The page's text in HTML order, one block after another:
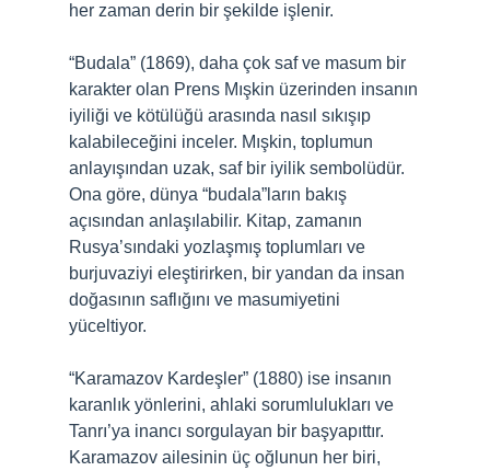
her zaman derin bir şekilde işlenir.
“Budala” (1869), daha çok saf ve masum bir
karakter olan Prens Mışkin üzerinden insanın
iyiliği ve kötülüğü arasında nasıl sıkışıp
kalabileceğini inceler. Mışkin, toplumun
anlayışından uzak, saf bir iyilik sembolüdür.
Ona göre, dünya “budala”ların bakış
açısından anlaşılabilir. Kitap, zamanın
Rusya’sındaki yozlaşmış toplumları ve
burjuvaziyi eleştirirken, bir yandan da insan
doğasının saflığını ve masumiyetini
yüceltiyor.
“Karamazov Kardeşler” (1880) ise insanın
karanlık yönlerini, ahlaki sorumlulukları ve
Tanrı’ya inancı sorgulayan bir başyapıttır.
Karamazov ailesinin üç oğlunun her biri,